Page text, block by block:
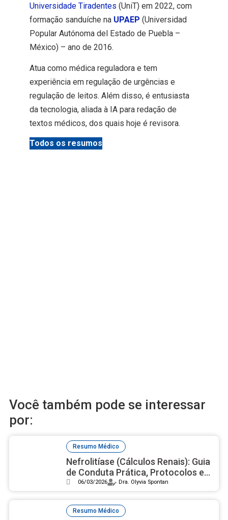
Universidade Tiradentes (UniT) em 2022, com
formação sanduíche na UPAEP (Universidad
Popular Autónoma del Estado de Puebla –
México) – ano de 2016.
Atua como médica reguladora e tem
experiência em regulação de urgências e
regulação de leitos. Além disso, é entusiasta
da tecnologia, aliada à IA para redação de
textos médicos, dos quais hoje é revisora.
Todos os resumos
Você também pode se interessar
por:
Resumo Médico
Nefrolitíase (Cálculos Renais): Guia
de Conduta Prática, Protocolos e
Diretrizes 2025 (EAU e AUA)
06/03/2026 Dra. Olyvia Spontan
Resumo Médico